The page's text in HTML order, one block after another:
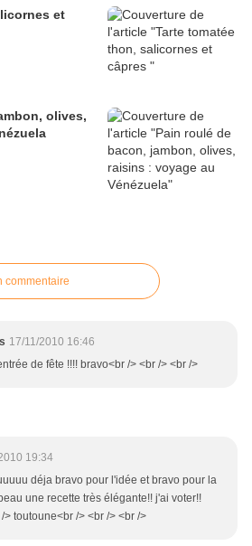
et
olives,
commentaire
17/11/2010 16:46
de fête !!!! bravo<br /> <br /> <br />
19:34
déja bravo pour l'idée et bravo pour la
une recette très élégante!! j'ai voter!!
> toutoune<br /> <br /> <br />